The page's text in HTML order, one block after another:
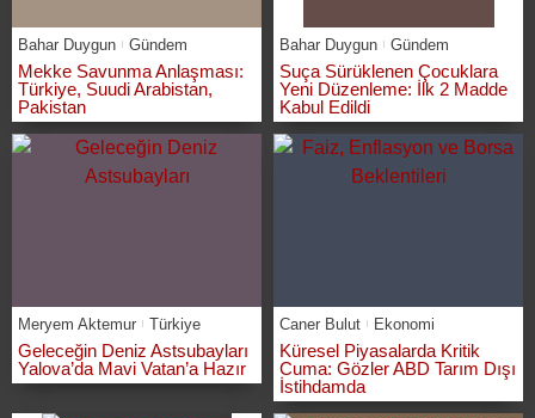
Bahar Duygun Gündem
Mekke Savunma Anlaşması:
Türkiye, Suudi Arabistan,
Pakistan
Bahar Duygun Gündem
Suça Sürüklenen Çocuklara
Yeni Düzenleme: İlk 2 Madde
Kabul Edildi
Meryem Aktemur Türkiye
Geleceğin Deniz Astsubayları
Yalova’da Mavi Vatan’a Hazır
Caner Bulut Ekonomi
Küresel Piyasalarda Kritik
Cuma: Gözler ABD Tarım Dışı
İstihdamda